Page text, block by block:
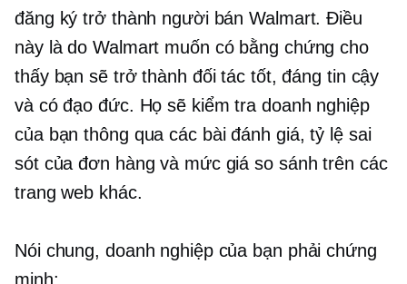
đăng ký trở thành người bán Walmart. Điều
này là do Walmart muốn có bằng chứng cho
thấy bạn sẽ trở thành đối tác tốt, đáng tin cậy
và có đạo đức. Họ sẽ kiểm tra doanh nghiệp
của bạn thông qua các bài đánh giá, tỷ lệ sai
sót của đơn hàng và mức giá so sánh trên các
trang web khác.
Nói chung, doanh nghiệp của bạn phải chứng
minh: